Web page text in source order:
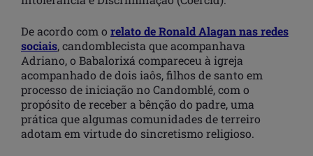
De acordo com o relato de Ronald Alagan nas redes
sociais, candomblecista que acompanhava
Adriano, o Babalorixá compareceu à igreja
acompanhado de dois iaôs, filhos de santo em
processo de iniciação no Candomblé, com o
propósito de receber a bênção do padre, uma
prática que algumas comunidades de terreiro
adotam em virtude do sincretismo religioso.